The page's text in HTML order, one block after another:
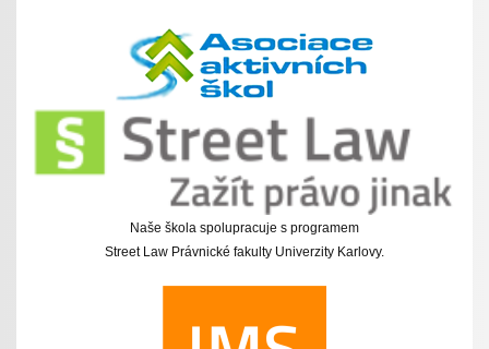
Naše škola spolupracuje s programem
Street Law Právnické fakulty Univerzity Karlovy.